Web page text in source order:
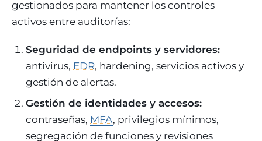
gestionados para mantener los controles
activos entre auditorías:
Seguridad de endpoints y servidores:
antivirus, EDR, hardening, servicios activos y
gestión de alertas.
Gestión de identidades y accesos:
contraseñas, MFA, privilegios mínimos,
segregación de funciones y revisiones